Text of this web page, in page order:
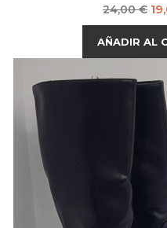
Precio
base
24,00 €
AÑADIR AL